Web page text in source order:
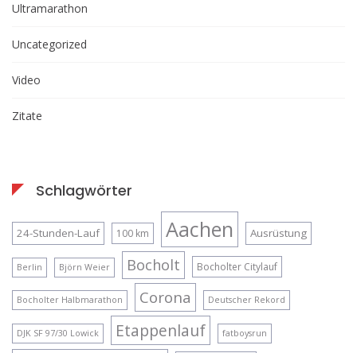
Ultramarathon
Uncategorized
Video
Zitate
Schlagwörter
24-Stunden-Lauf 100 km Aachen Ausrüstung
Berlin Björn Weier Bocholt Bocholter Citylauf
Bocholter Halbmarathon Corona Deutscher Rekord
DJK SF 97/30 Lowick Etappenlauf fatboysrun